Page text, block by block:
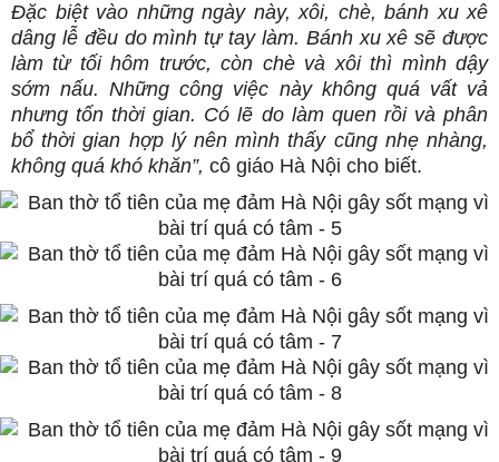
Đặc biệt vào những ngày này, xôi, chè, bánh xu xê
dâng lễ đều do mình tự tay làm. Bánh xu xê sẽ được
làm từ tối hôm trước, còn chè và xôi thì mình dậy
sớm nấu. Những công việc này không quá vất vả
nhưng tốn thời gian. Có lẽ do làm quen rồi và phân
bổ thời gian hợp lý nên mình thấy cũng nhẹ nhàng,
không quá khó khăn”, cô giáo Hà Nội cho biết.